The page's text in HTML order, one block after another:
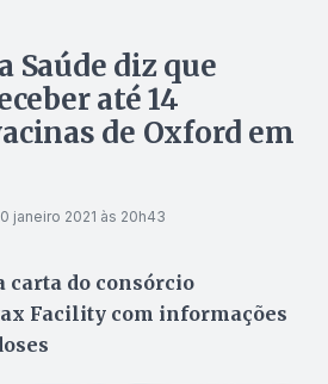
diz que
até 14
de Oxford em
janeiro 2021 às 20h43
carta do consórcio
Facility com informações